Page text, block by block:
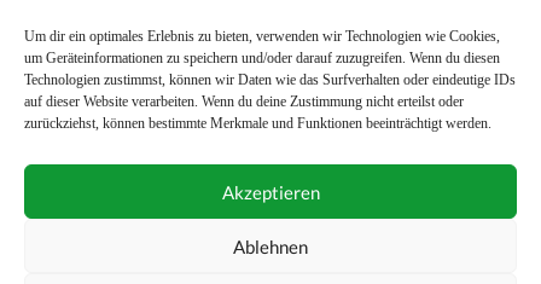
Um dir ein optimales Erlebnis zu bieten, verwenden wir Technologien wie Cookies,
um Geräteinformationen zu speichern und/oder darauf zuzugreifen. Wenn du diesen
Technologien zustimmst, können wir Daten wie das Surfverhalten oder eindeutige IDs
auf dieser Website verarbeiten. Wenn du deine Zustimmung nicht erteilst oder
zurückziehst, können bestimmte Merkmale und Funktionen beeinträchtigt werden.
Akzeptieren
Ablehnen
© 2026 Blick ins Land
Unterstützt durch
0043 (0)1 581 28 90 0